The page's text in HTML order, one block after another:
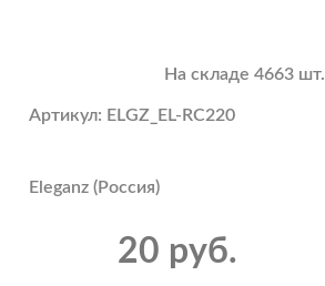
На складе 4663 шт.
Артикул: ELGZ_EL-RC220
Eleganz (Россия)
20 руб.